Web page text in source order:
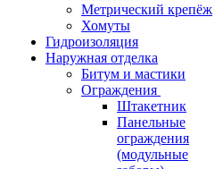
Метрический крепёж
Хомуты
Гидроизоляция
Наружная отделка
Битум и мастики
Ограждения
Штакетник
Панельные
ограждения
(модульные